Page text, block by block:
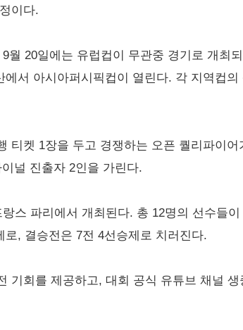
이다.
20일에는 유럽컵이 무관중 경기로 개최
서 아시아퍼시픽컵이 열린다. 각 지역컵
티켓 1장을 두고 경쟁하는 오픈 퀄리파이
널 진출자 2인을 가린다.
스 파리에서 개최된다. 총 12명의 선수들
, 결승전은 7전 4선승제로 치러진다.
기회를 제공하고, 대회 공식 유튜브 채널